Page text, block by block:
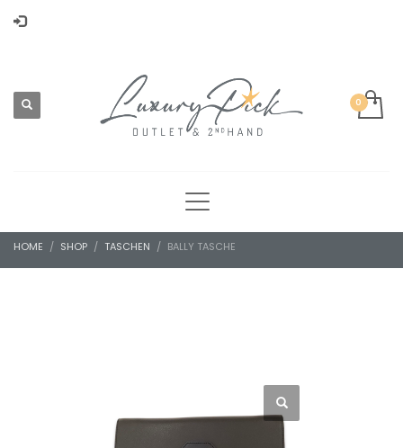
HOME SHOP TASCHEN BALLY TASCHE